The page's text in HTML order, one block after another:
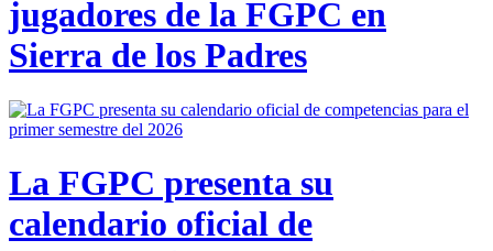
jugadores de la FGPC en
Sierra de los Padres
La FGPC presenta su
calendario oficial de